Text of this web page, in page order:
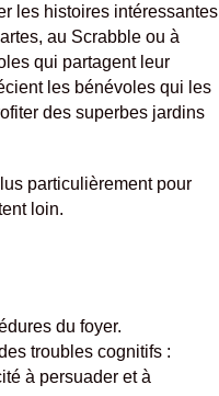
les histoires intéressantes
au Scrabble ou à
qui partagent leur
les bénévoles qui les
des superbes jardins
particulièrement pour
loin.
du foyer.
troubles cognitifs :
à persuader et à